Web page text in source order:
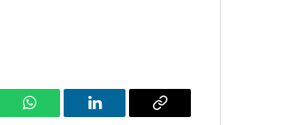
WhatsAppLinkedIn Copy